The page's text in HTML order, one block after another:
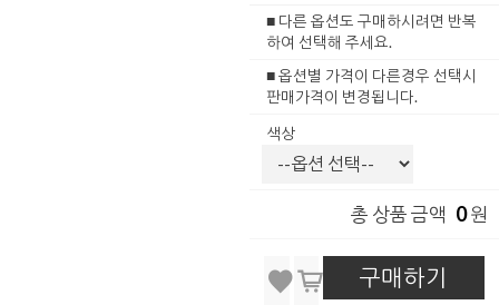
■ 다른 옵션도 구매하시려면 반복
하여 선택해 주세요.
■ 옵션별 가격이 다른경우 선택시
판매가격이 변경됩니다.
색상
총 상품 금액 0원
구매하기